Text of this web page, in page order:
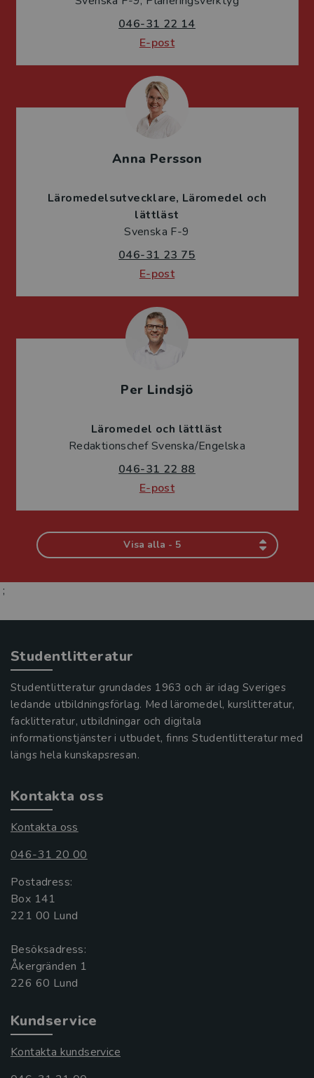
046-31 22 14
E-post
Anna Persson
Läromedelsutvecklare Läromedel och
lättläst
Svenska F-9
046-31 23 75
E-post
Per Lindsjö
Läromedel och lättläst
Redaktionschef Svenska/Engelska
046-31 22 88
E-post
Visa alla - 5
;
Studentlitteratur
Studentlitteratur grundades 1963 och är idag Sveriges
ledande utbildningsförlag. Med läromedel, kurslitteratur,
facklitteratur, utbildningar och digitala
informationstjänster i utbudet, finns Studentlitteratur med
längs hela kunskapsresan.
Kontakta oss
Kontakta oss
046-31 20 00
Postadress:
Box 141
221 00 Lund
Besöksadress:
Åkergränden 1
Kundservice
Kontakta kundservice